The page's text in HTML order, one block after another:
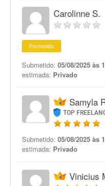
Carolinne S.
Promovida
Submetido: 05/08/2025 às
estimada: Privado
Samyla
TOP
Submetido: 05/08/2025 às
estimada: Privado
Vinicius